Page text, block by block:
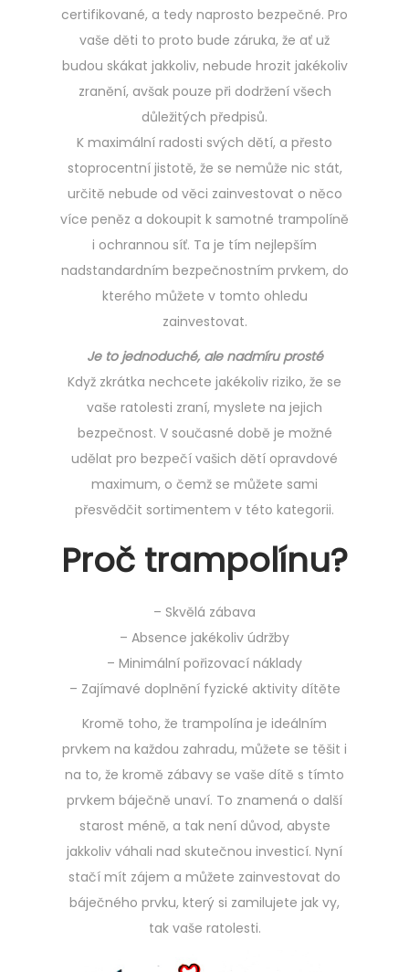
certifikované, a tedy naprosto bezpečné. Pro
vaše děti to proto bude záruka, že ať už
budou skákat jakkoliv, nebude hrozit jakékoliv
zranění, avšak pouze při dodržení všech
důležitých předpisů.
K maximální radosti svých dětí, a přesto
stoprocentní jistotě, že se nemůže nic stát,
určitě nebude od věci zainvestovat o něco
více peněz a dokoupit k samotné trampolíně
i ochrannou síť. Ta je tím nejlepším
nadstandardním bezpečnostním prvkem, do
kterého můžete v tomto ohledu
zainvestovat.
Je to jednoduché, ale nadmíru prosté
Když zkrátka nechcete jakékoliv riziko, že se
vaše ratolesti zraní, myslete na jejich
bezpečnost. V současné době je možné
udělat pro bezpečí vašich dětí opravdové
maximum, o čemž se můžete sami
přesvědčit sortimentem v této kategorii.
Proč trampolínu?
– Skvělá zábava
– Absence jakékoliv údržby
– Minimální pořizovací náklady
– Zajímavé doplnění fyzické aktivity dítěte
Kromě toho, že trampolína je ideálním
prvkem na každou zahradu, můžete se těšit i
na to, že kromě zábavy se vaše dítě s tímto
prvkem báječně unaví. To znamená o další
starost méně, a tak není důvod, abyste
jakkoliv váhali nad skutečnou investicí. Nyní
stačí mít zájem a můžete zainvestovat do
báječného prvku, který si zamilujete jak vy,
tak vaše ratolesti.